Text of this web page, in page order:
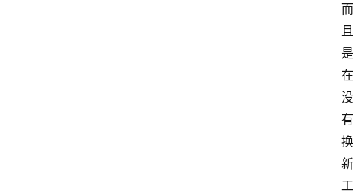
而
且
是
在
没
有
换
新
工